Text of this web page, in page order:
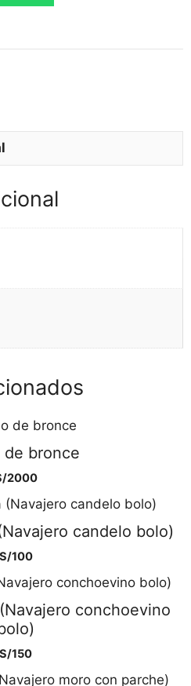
de bronce
2000
candelo bolo)
S/100
conchoevino
S/150